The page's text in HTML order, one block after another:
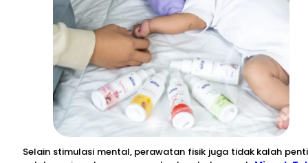
Selain stimulasi mental, perawatan fisik juga tidak kalah